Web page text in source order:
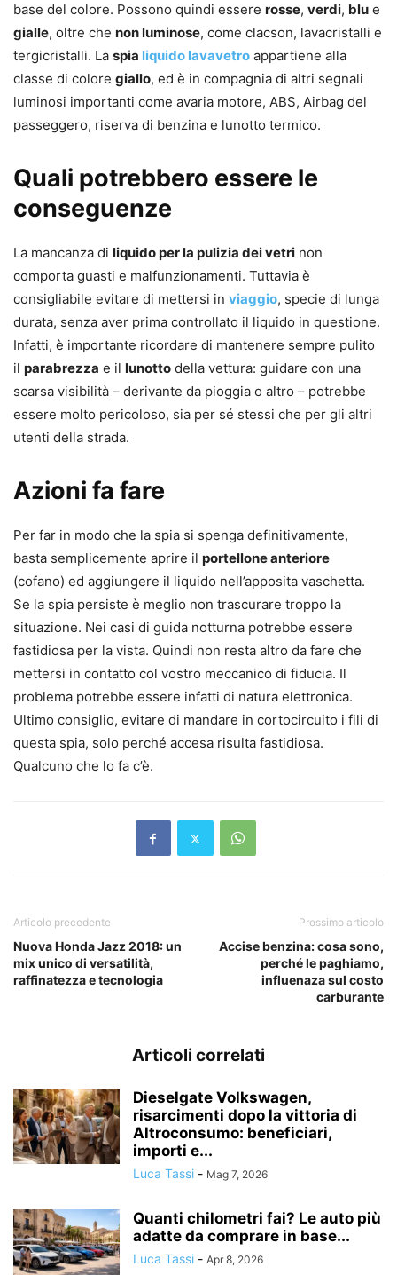
base del colore. Possono quindi essere rosse, verdi, blu e
gialle, oltre che non luminose, come clacson, lavacristalli e
tergicristalli. La spia liquido lavavetro appartiene alla
classe di colore giallo, ed è in compagnia di altri segnali
luminosi importanti come avaria motore, ABS, Airbag del
passeggero, riserva di benzina e lunotto termico.
Quali potrebbero essere le
conseguenze
La mancanza di liquido per la pulizia dei vetri non
comporta guasti e malfunzionamenti. Tuttavia è
consigliabile evitare di mettersi in viaggio, specie di lunga
durata, senza aver prima controllato il liquido in questione.
Infatti, è importante ricordare di mantenere sempre pulito
il parabrezza e il lunotto della vettura: guidare con una
scarsa visibilità – derivante da pioggia o altro – potrebbe
essere molto pericoloso, sia per sé stessi che per gli altri
utenti della strada.
Azioni fa fare
Per far in modo che la spia si spenga definitivamente,
basta semplicemente aprire il portellone anteriore
(cofano) ed aggiungere il liquido nell’apposita vaschetta.
Se la spia persiste è meglio non trascurare troppo la
situazione. Nei casi di guida notturna potrebbe essere
fastidiosa per la vista. Quindi non resta altro da fare che
mettersi in contatto col vostro meccanico di fiducia. Il
problema potrebbe essere infatti di natura elettronica.
Ultimo consiglio, evitare di mandare in cortocircuito i fili di
questa spia, solo perché accesa risulta fastidiosa.
Qualcuno che lo fa c’è.
Articolo precedente
Nuova Honda Jazz 2018: un
mix unico di versatilità,
raffinatezza e tecnologia
Prossimo articolo
Accise benzina: cosa sono,
perché le paghiamo,
influenaza sul costo
carburante
Articoli correlati
Dieselgate Volkswagen,
risarcimenti dopo la vittoria di
Altroconsumo: beneficiari,
importi e...
Luca Tassi - Mag 7, 2026
Quanti chilometri fai? Le auto più
adatte da comprare in base...
Luca Tassi - Apr 8, 2026